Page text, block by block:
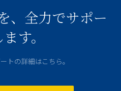
、全力でサポー
す。
トの詳細はこちら。